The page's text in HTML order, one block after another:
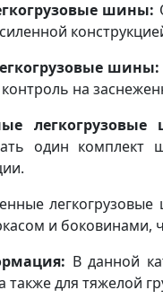
шины:
шины:
контроль на
один комплект
и боковинами,
В данной
для тяжелой